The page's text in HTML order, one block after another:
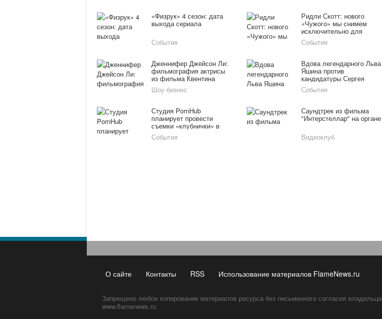
«Физрук» 4 сезон: дата
выхода сериала
События
Ридли Скотт: нового
«Чужого» мы снимем
исключительно для
взрослой аудитории
События
Дженнифер Джейсон Ли:
фильмография актрисы
из фильма Квентина
Тарантино
«Омерзительная
Шоу-бизнес
Вдова легендарного Льва
Яшина против
кандидатуры Сергея
Безрукова на роль ее
мужа
События
Студия PornHub
планирует провести
съемки «клубнички» в
космосе
События
Саундтрек из фильма
"Интерстеллар" на органе
Видеоклуб
О сайте Контакты RSS Использование материалов FlameNews.ru
Запрещено любое копирование материалов ресурса без письменного согласия владельца
www.flamenews.ru